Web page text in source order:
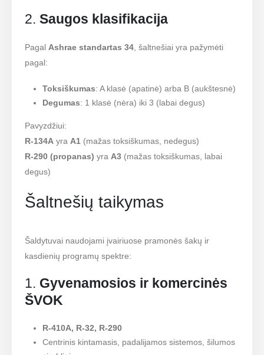
2.Saugos klasifikacija
Pagal Ashrae standartas 34 , šaltnešiai yra pažymėti
pagal:
Toksiškumas: A klasė (apatinė) arba B (aukštesnė)
Degumas: 1 klasė (nėra) iki 3 (labai degus)
Pavyzdžiui:
R-134A yraA1 (mažas toksiškumas, nedegus)
R-290 (propanas) yraA3 (mažas toksiškumas, labai
degus)
Šaltnešių taikymas
Šaldytuvai naudojami įvairiuose pramonės šakų ir
kasdienių programų spektre:
1. Gyvenamosios ir komercinės
ŠVOK
R-410A, R-32, R-290
Centrinis kintamasis, padalijamos sistemos, šilumos